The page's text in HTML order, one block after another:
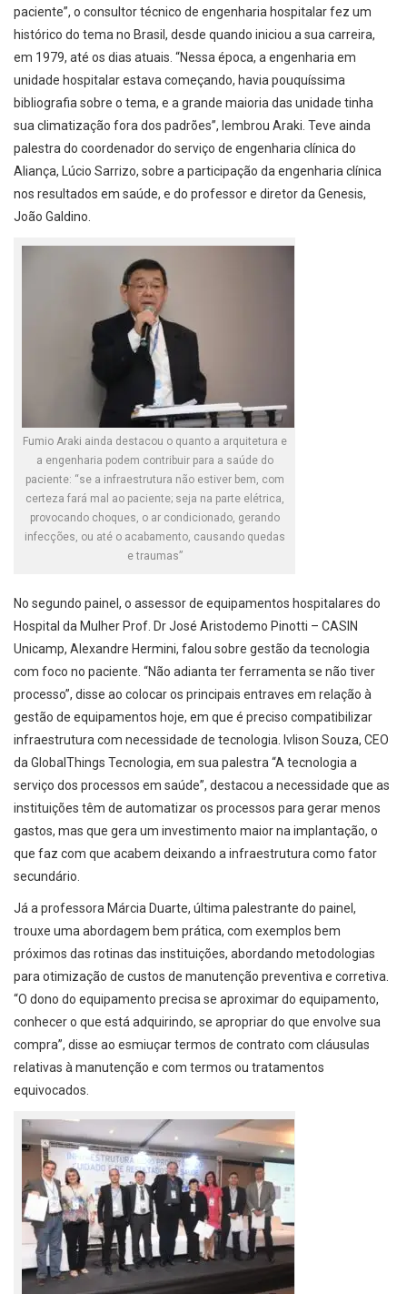
paciente”, o consultor técnico de engenharia hospitalar fez um
histórico do tema no Brasil, desde quando iniciou a sua carreira,
em 1979, até os dias atuais. “Nessa época, a engenharia em
unidade hospitalar estava começando, havia pouquíssima
bibliografia sobre o tema, e a grande maioria das unidade tinha
sua climatização fora dos padrões”, lembrou Araki. Teve ainda
palestra do coordenador do serviço de engenharia clínica do
Aliança, Lúcio Sarrizo, sobre a participação da engenharia clínica
nos resultados em saúde, e do professor e diretor da Genesis,
João Galdino.
Fumio Araki ainda destacou o quanto a arquitetura e
a engenharia podem contribuir para a saúde do
paciente: “se a infraestrutura não estiver bem, com
certeza fará mal ao paciente; seja na parte elétrica,
provocando choques, o ar condicionado, gerando
infecções, ou até o acabamento, causando quedas
e traumas”
No segundo painel, o assessor de equipamentos hospitalares do
Hospital da Mulher Prof. Dr José Aristodemo Pinotti – CASIN
Unicamp, Alexandre Hermini, falou sobre gestão da tecnologia
com foco no paciente. “Não adianta ter ferramenta se não tiver
processo”, disse ao colocar os principais entraves em relação à
gestão de equipamentos hoje, em que é preciso compatibilizar
infraestrutura com necessidade de tecnologia. Ivlison Souza, CEO
da GlobalThings Tecnologia, em sua palestra “A tecnologia a
serviço dos processos em saúde”, destacou a necessidade que as
instituições têm de automatizar os processos para gerar menos
gastos, mas que gera um investimento maior na implantação, o
que faz com que acabem deixando a infraestrutura como fator
secundário.
Já a professora Márcia Duarte, última palestrante do painel,
trouxe uma abordagem bem prática, com exemplos bem
próximos das rotinas das instituições, abordando metodologias
para otimização de custos de manutenção preventiva e corretiva.
“O dono do equipamento precisa se aproximar do equipamento,
conhecer o que está adquirindo, se apropriar do que envolve sua
compra”, disse ao esmiuçar termos de contrato com cláusulas
relativas à manutenção e com termos ou tratamentos
equivocados.